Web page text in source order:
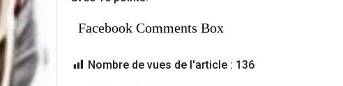
Facebook Comments Box
Nombre de vues de l'article : 136